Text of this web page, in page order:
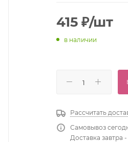
415₽/шт
в наличии
Рассчитать
Самовывоз
Доставка завтра -